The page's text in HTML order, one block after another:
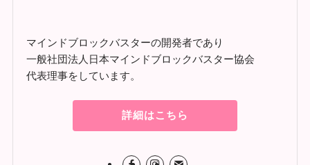
マインドブロックバスターの開発者であり
一般社団法人日本マインドブロックバスター協会
代表理事をしています。
詳細はこちら